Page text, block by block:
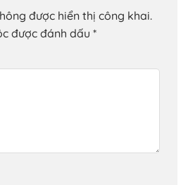
được hiển thị công khai.
được đánh dấu *